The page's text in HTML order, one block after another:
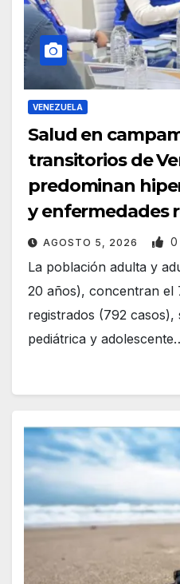
VENEZUELA
Salud en
transitorios de
predominan
y enfermedades
AGOSTO 5, 2026 0
La población adulta y
20 años), concentran el
registrados (792 casos),
pediátrica y